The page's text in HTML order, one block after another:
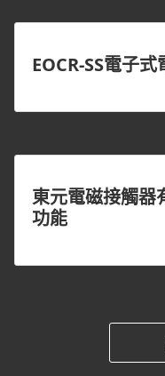
EOCR-SS電子式
東元電磁接觸器
功能